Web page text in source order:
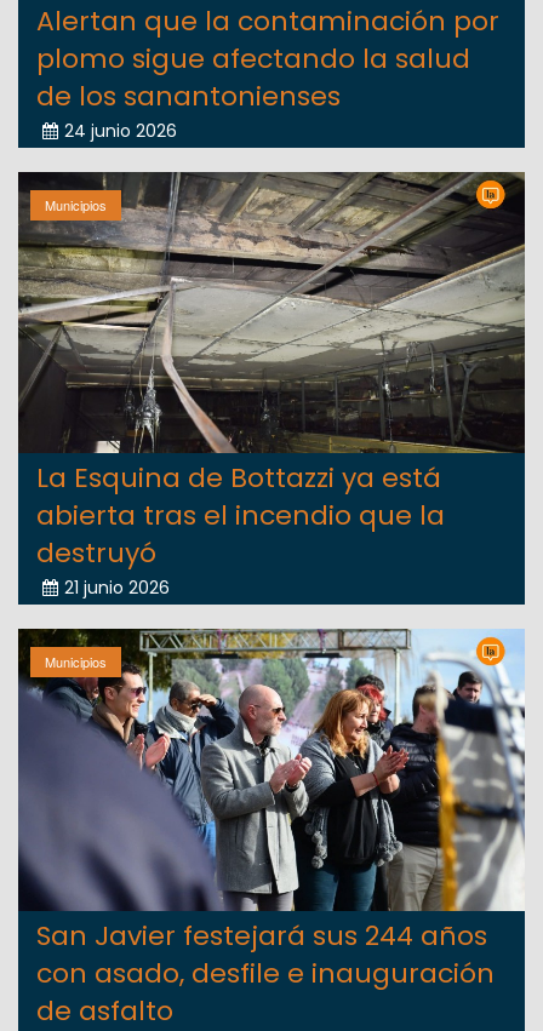
Alertan que la contaminación por
plomo sigue afectando la salud
de los sanantonienses
24 junio 2026
Municipios
La Esquina de Bottazzi ya está
abierta tras el incendio que la
destruyó
21 junio 2026
Municipios
San Javier festejará sus 244 años
con asado, desfile e inauguración
de asfalto